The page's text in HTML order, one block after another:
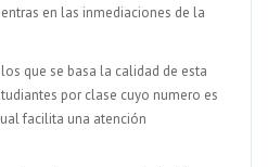
en las inmediaciones de la
que se basa la calidad de esta
por clase cuyo numero es
facilita una atención